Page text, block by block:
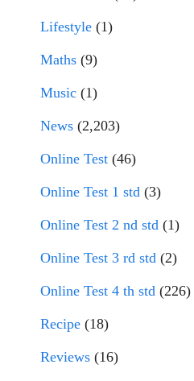
Lifestyle (1)
Maths (9)
Music (1)
News (2,203)
Online Test (46)
Online Test 1 std (3)
Online Test 2 nd std (1)
Online Test 3 rd std (2)
Online Test 4 th std (226)
Recipe (18)
Reviews (16)